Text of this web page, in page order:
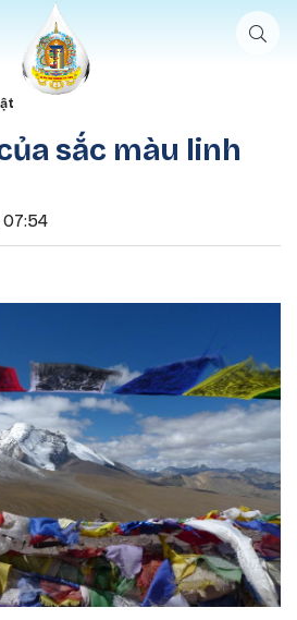
Nhảy đến nội dung
sắc màu linh